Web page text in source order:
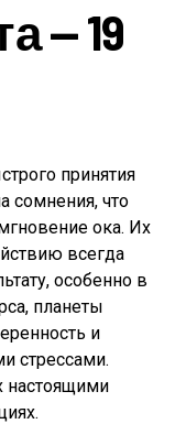
— 19
принятия
сомнения, что
ока. Их
всегда
особенно в
планеты
и
стрессами.
настоящими